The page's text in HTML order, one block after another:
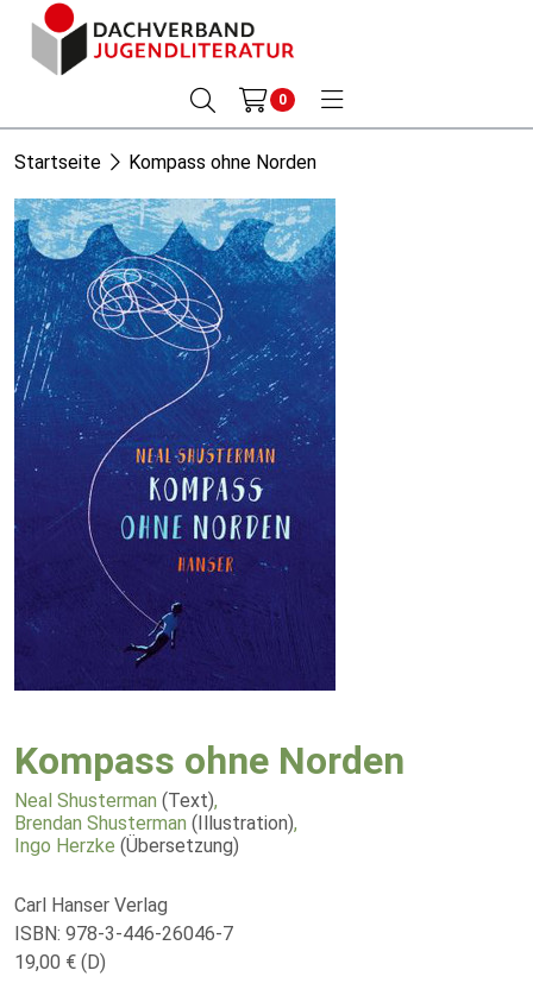
0
Startseite Kompass ohne Norden
Kompass ohne Norden
Neal Shusterman (Text),
Brendan Shusterman (Illustration),
Ingo Herzke (Übersetzung)
Carl Hanser Verlag
ISBN: 978-3-446-26046-7
19,00 € (D)